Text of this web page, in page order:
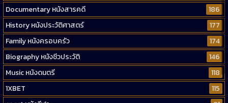
Documentary หนังสารคดี
186
History หนังประวัติศาสตร์
177
Family หนังครอบครัว
174
Biography หนังชีวประวัติ
146
Music หนังดนตรี
118
1XBET
115